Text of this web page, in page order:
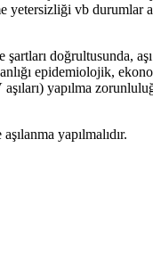
yetersizliği vb durumlar
doğrultusunda,
epidemiolojik,
yapılma
yapılmalıdır.